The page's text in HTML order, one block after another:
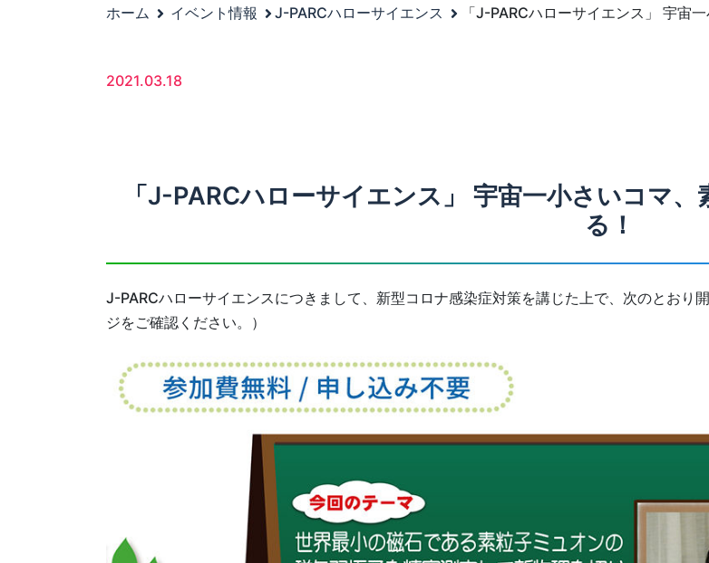
ホーム イベント情報 J-PARCハローサイエンス 「J-PARCハローサイエンス」 宇宙
2021.03.18
「J-PARCハローサイエンス」 宇宙一小さいコマ
る！
J-PARCハローサイエンスにつきまして、新型コロナ感染症対策を講じた上で、次のとおり
ジをご確認ください。）